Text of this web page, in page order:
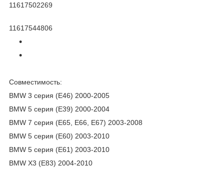
11617502269
11617544806
Совместимость:
BMW 3 серия (E46) 2000-2005
BMW 5 серия (E39) 2000-2004
BMW 7 серия (E65, E66, E67) 2003-2008
BMW 5 серия (E60) 2003-2010
BMW 5 серия (E61) 2003-2010
BMW X3 (E83) 2004-2010